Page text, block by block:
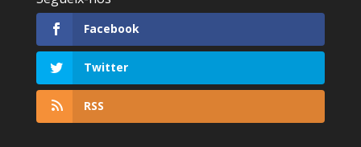
Facebook
Twitter
RSS